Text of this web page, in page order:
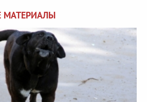
МАТЕРИАЛЫ